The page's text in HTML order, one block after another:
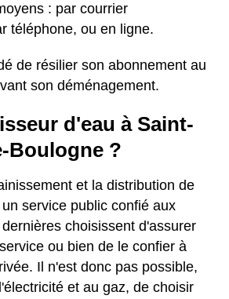
: par courrier
téléphone, ou en ligne.
de résilier son abonnement au
son déménagement.
d'eau à Saint-
Boulogne ?
et la distribution de
un service public confié aux
choisissent d'assurer
ou bien de le confier à
Il n'est donc pas possible,
et au gaz, de choisir